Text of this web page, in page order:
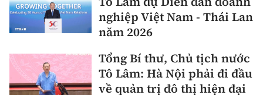
nghiệp Việt Nam - Thái Lan
năm 2026
Tổng Bí thư, Chủ tịch nước
Tô Lâm: Hà Nội phải đi đầu
về quản trị đô thị hiện đại